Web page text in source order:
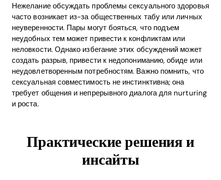
Нежелание обсуждать проблемы сексуального здоровья
часто возникает из-за общественных табу или личных
неуверенности. Пары могут бояться, что подъем
неудобных тем может привести к конфликтам или
неловкости. Однако избегание этих обсуждений может
создать разрыв, привести к недопониманию, обиде или
неудовлетворенным потребностям. Важно помнить, что
сексуальная совместимость не инстинктивна; она
требует общения и непрерывного диалога для nurturing
и роста.
Практические решения и
инсайты